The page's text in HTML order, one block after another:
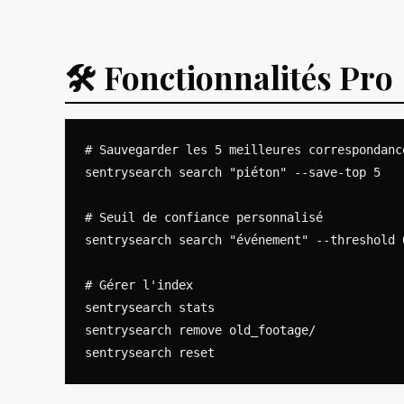
🛠️ Fonctionnalités Pro
# Sauvegarder les 5 meilleures
sentrysearch search "piéton" --save-top 5
# Seuil de confiance personnalisé
sentrysearch search "événement" --threshold
# Gérer l'index
sentrysearch stats
sentrysearch remove old_footage/